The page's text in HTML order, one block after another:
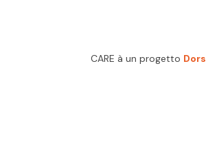
CARE à un progetto Dors